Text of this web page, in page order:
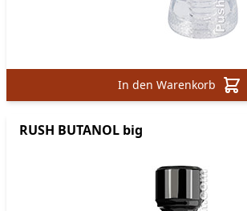
In den Warenkorb
RUSH BUTANOL big